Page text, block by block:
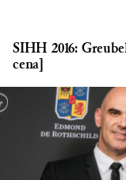
SIHH 2016:
cena]